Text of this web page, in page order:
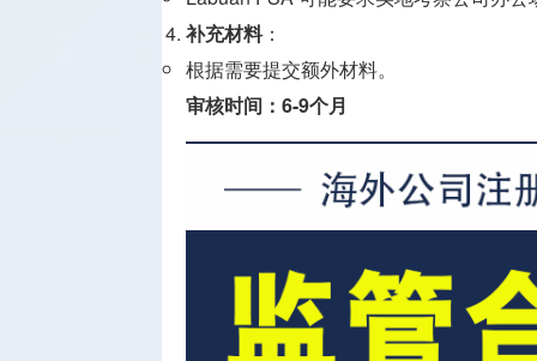
补充材料：
根据需要提交额外材料。
审核时间：6-9个月